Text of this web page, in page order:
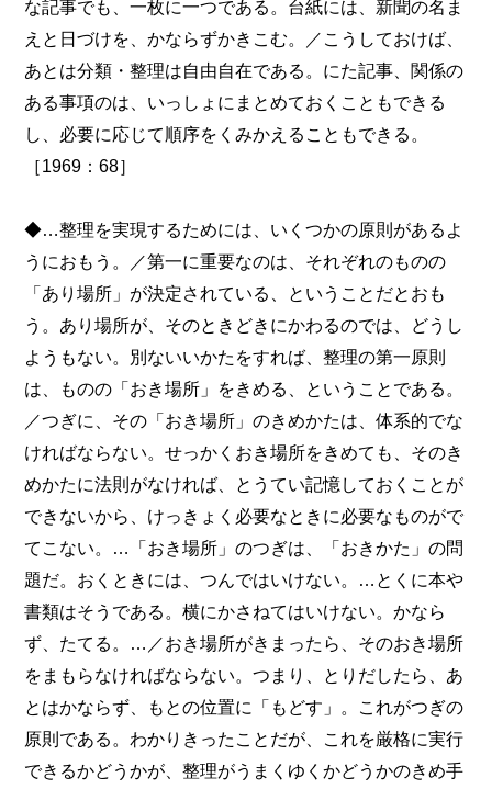
な記事でも、一枚に一つである。台紙には、新聞の名ま
えと日づけを、かならずかきこむ。／こうしておけば、
あとは分類・整理は自由自在である。にた記事、関係の
ある事項のは、いっしょにまとめておくこともできる
し、必要に応じて順序をくみかえることもできる。
［1969：68］
◆…整理を実現するためには、いくつかの原則があるよ
うにおもう。／第一に重要なのは、それぞれのものの
「あり場所」が決定されている、ということだとおも
う。あり場所が、そのときどきにかわるのでは、どうし
ようもない。別ないいかたをすれば、整理の第一原則
は、ものの「おき場所」をきめる、ということである。
／つぎに、その「おき場所」のきめかたは、体系的でな
ければならない。せっかくおき場所をきめても、そのき
めかたに法則がなければ、とうてい記憶しておくことが
できないから、けっきょく必要なときに必要なものがで
てこない。…「おき場所」のつぎは、「おきかた」の問
題だ。おくときには、つんではいけない。…とくに本や
書類はそうである。横にかさねてはいけない。かなら
ず、たてる。…／おき場所がきまったら、そのおき場所
をまもらなければならない。つまり、とりだしたら、あ
とはかならず、もとの位置に「もどす」。これがつぎの
原則である。わかりきったことだが、これを厳格に実行
できるかどうかが、整理がうまくゆくかどうかのきめ手